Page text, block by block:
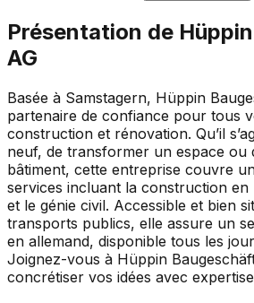
Présentation de
AG
Basée à Samstagern, Hüppin
partenaire de confiance pour tous
construction et rénovation. Qu’il
neuf, de transformer un espace ou
bâtiment, cette entreprise couvre
services incluant la construction en
et le génie civil. Accessible et bien
transports publics, elle assure un
en allemand, disponible tous les
Joignez-vous à Hüppin
concrétiser vos idées avec